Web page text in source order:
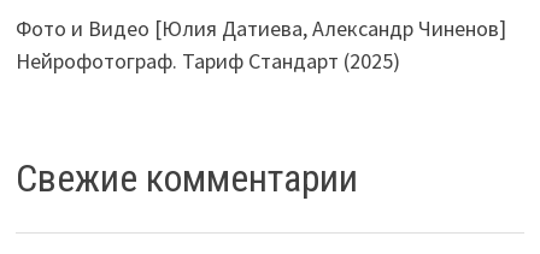
Фото и Видео [Юлия Датиева, Александр Чиненов]
Нейрофотограф. Тариф Стандарт (2025)
Свежие комментарии